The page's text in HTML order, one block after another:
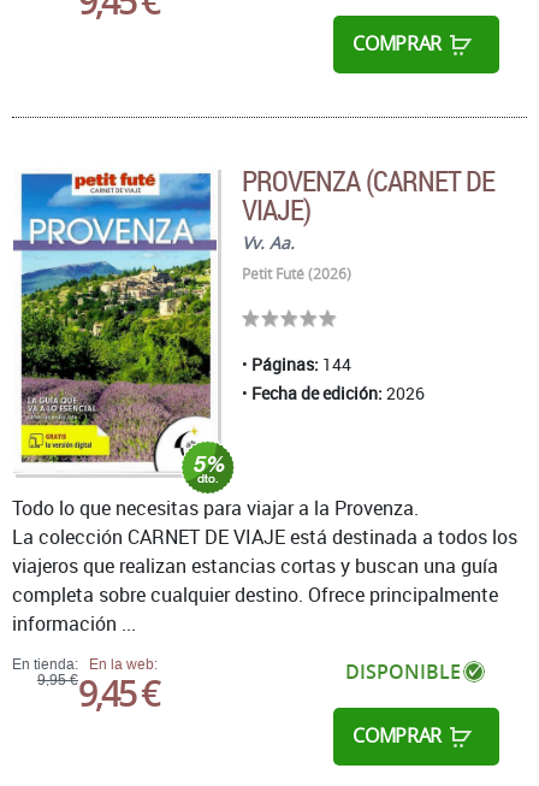
COMPRAR
PROVENZA (CARNET DE
VIAJE)
Vv. Aa.
Petit Futé (2026)
Páginas: 144
Fecha de edición: 2026
En tienda:
9,95 €
En la web:
9,45 € DISPONIBLE
COMPRAR
Todo lo que necesitas para viajar a la Provenza.
La colección CARNET DE VIAJE está destinada a todos los
viajeros que realizan estancias cortas y buscan una guía
completa sobre cualquier destino. Ofrece principalmente
información ...